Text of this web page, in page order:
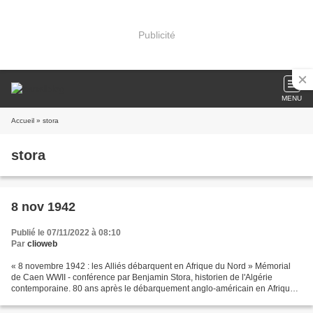
Publicité
MENU
Accueil » stora
stora
8 nov 1942
Publié le 07/11/2022 à 08:10
Par clioweb
« 8 novembre 1942 : les Alliés débarquent en Afrique du Nord » Mémorial
de Caen WWII - conférence par Benjamin Stora, historien de l'Algérie
contemporaine. 80 ans après le débarquement anglo-américain en Afrique